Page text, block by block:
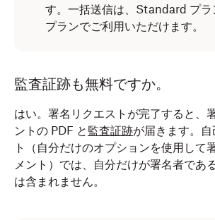
す。一括送信は、Standard プ
プランでご利用いただけます。
監査証跡も無料ですか。
はい。署名リクエストが完了すると、
ントの PDF と 監査証跡が届きます。
ト（自分だけのオプションを使用して
メント）では、自分だけが署名者であ
は含まれません。